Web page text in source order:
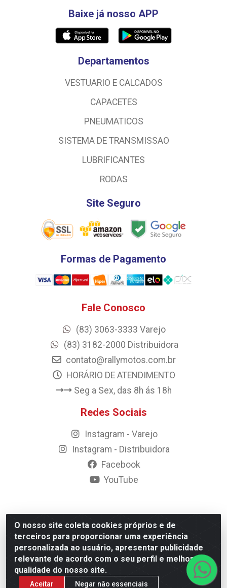
O nosso site coleta cookies próprios e de
terceiros para proporcionar uma experiência
personalizada ao usuário, apresentar publicidade
relevante de acordo com o seu perfil e melhorar a
qualidade do nosso site.
Aceitar Negar não essenciais
Baixe já nosso APP
Departamentos
VESTUARIO E CALCADOS
CAPACETES
PNEUMATICOS
SISTEMA DE TRANSMISSAO
LUBRIFICANTES
RODAS
Site Seguro
Formas de Pagamento
Fale Conosco
(83) 3063-3333 Varejo
(83) 3182-2000 Distribuidora
contato@rallymotos.com.br
HORÁRIO DE ATENDIMENTO
Seg a Sex, das 8h ás 18h
Redes Sociais
Instagram - Varejo
Instagram - Distribuidora
Facebook
YouTube
© 2023 Rally Motos - todos os direitos reservados.
Razão Social: Rally motos distribuidora, importadora e
transportadora de peças LTDA - CNPJ 09.262.859/0001-43 -
Rua Vigário Calixto 2900 - Catolé, Campina Grande/PB